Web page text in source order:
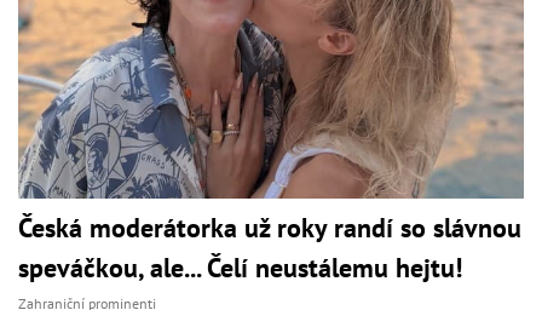
Česká moderátorka už roky randí so slávnou
speváčkou, ale... Čelí neustálemu hejtu!
Zahraniční prominenti